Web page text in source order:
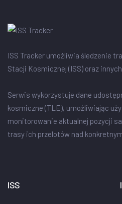
ISS Tracker umożliwia śledzenie
Stacji Kosmicznej (ISS) oraz
Serwis wykorzystuje dane
kosmiczne (TLE), umożliwiając
monitorowanie aktualnej pozycji
trasy ich przelotów nad
ISS